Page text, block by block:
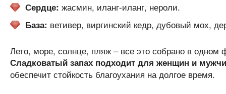
Сердце: жасмин, иланг-иланг, нероли.
База: ветивер, виргинский кедр, дубовый мох,
Лето, море, солнце, пляж – все это собрано в
Сладковатый запах подходит для женщин и
обеспечит стойкость благоухания на долгое время.